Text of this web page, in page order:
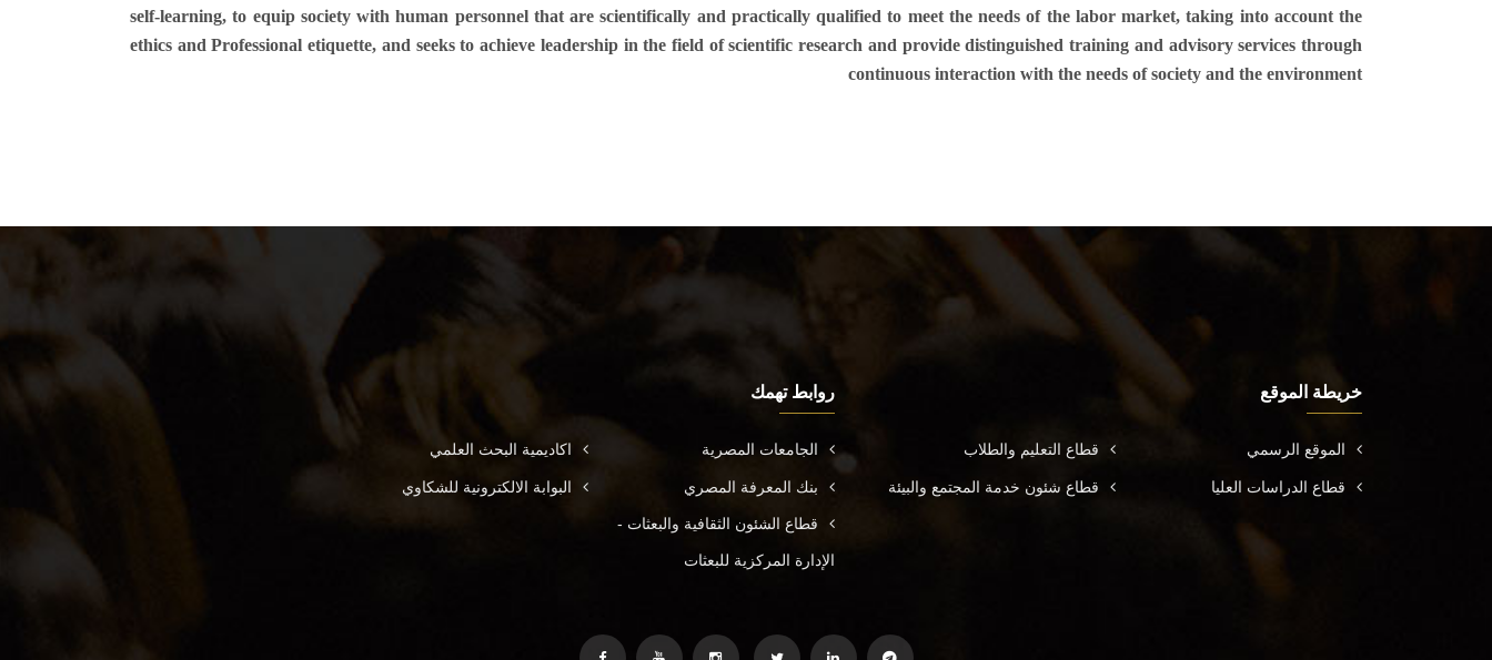
self-learning, to equip society with human personnel that are scientifically and practically qualified to meet the needs of the labor market, taking into account the
ethics and Professional etiquette, and seeks to achieve leadership in the field of scientific research and provide distinguished training and advisory services through
continuous interaction with the needs of society and the environment
خريطة الموقع
الموقع الرسمي قطاع التعليم والطلاب
قطاع الدراسات العليا قطاع شئون خدمة المجتمع والبيئة
روابط تهمك
الجامعات المصرية اكاديمية البحث العلمي
بنك المعرفة المصري البوابة الالكترونية للشكاوي
قطاع الشئون الثقافية والبعثات -
الإدارة المركزية للبعثات